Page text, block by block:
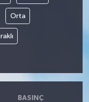
Orta
BASINÇ